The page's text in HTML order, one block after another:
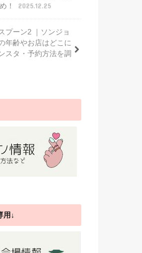
！
2025.12.25
プーン2 ｜ソンジョ
年齢やお店はどこに
スタ・予約方法を調
用↓